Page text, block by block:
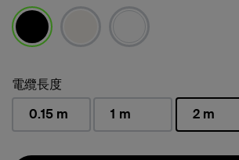
電纜長度
0.15 m
1 m
2 m